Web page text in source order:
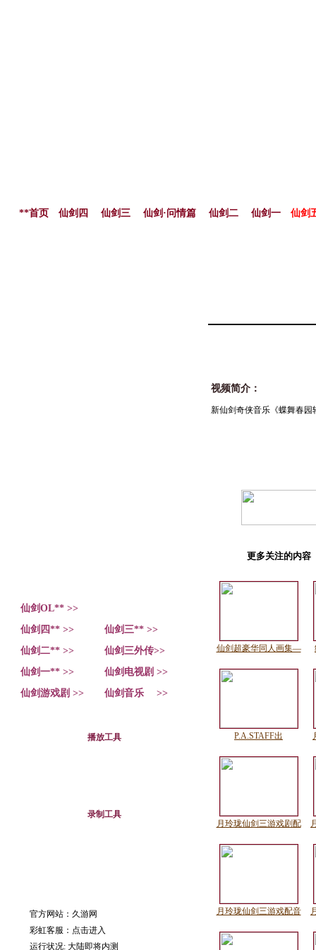
**首页 仙剑四 仙剑三 仙剑·问情篇 仙剑二 仙剑一 仙剑
仙剑OL** >>
仙剑四** >>
仙剑三** >>
仙剑二** >>
仙剑三外传>>
仙剑一** >>
仙剑电视剧 >>
仙剑游戏剧 >>
仙剑音乐 >>
播放工具
录制工具
官方网站：久游网
彩虹客服： 点击进入
运行状况: 大陆即将内测
视频简介：
新仙剑奇侠音乐《蝶舞春园
更多关注的内容
仙剑超豪华同人画集—
P.A.STAFF出
月玲珑仙剑三游戏剧配
月玲珑仙剑三游戏配音